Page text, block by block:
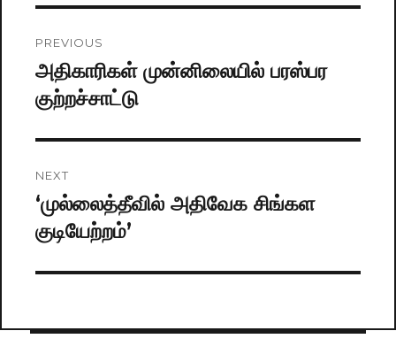
navigation
PREVIOUS
Previous
post:
அதிகாரிகள் முன்னிலையில் பரஸ்பர
குற்றச்சாட்டு
NEXT
Next
post:
‘முல்லைத்தீவில் அதிவேக சிங்கள
குடியேற்றம்’